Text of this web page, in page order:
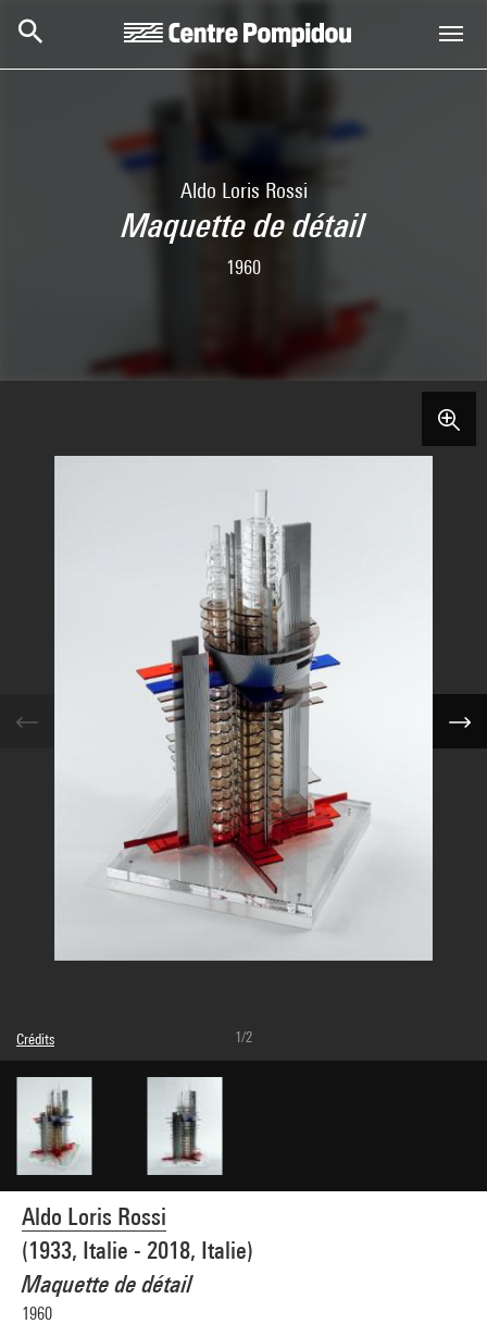
Aldo Loris Rossi
Maquette de détail
1960
Aldo Loris Rossi
(1933, Italie - 2018, Italie)
Maquette de détail
1960
Crédits
© Aldo Loris Rossi
Crédit photographique : Centre Pompidou, MNAM-CCI/Georges Meguerditchian/Dist.
GrandPalaisRmn
Réf. image : 4N22284
Diffusion image :
GrandPalaisRmnPhoto
1/2